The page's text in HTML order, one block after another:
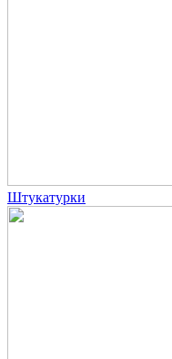
Штукатурки